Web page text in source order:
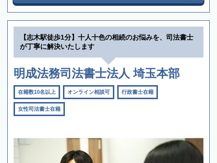
【志木駅徒歩1分】十人十色の相続のお悩みを、司法書士
が丁寧に解決いたします
明成法務司法書士法人 埼玉本部
在籍数10名以上 オンライン相談可 行政書士在籍
女性司法書士在籍